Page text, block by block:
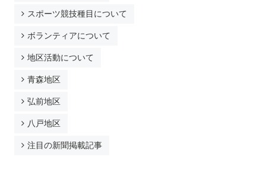
運営体制について
支援する
会場・物品・食品提供によって
取材によって
スポーツ競技種目について
ボランティアについて
地区活動について
青森地区
弘前地区
八戸地区
注目の新聞掲載記事